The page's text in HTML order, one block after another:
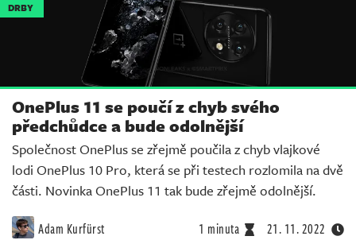
DRBY
OnePlus 11 se poučí z chyb svého
předchůdce a bude odolnější
Společnost OnePlus se zřejmě poučila z chyb vlajkové
lodi OnePlus 10 Pro, která se při testech rozlomila na dvě
části. Novinka OnePlus 11 tak bude zřejmě odolnější.
Adam Kurfürst 1 minuta 21. 11. 2022